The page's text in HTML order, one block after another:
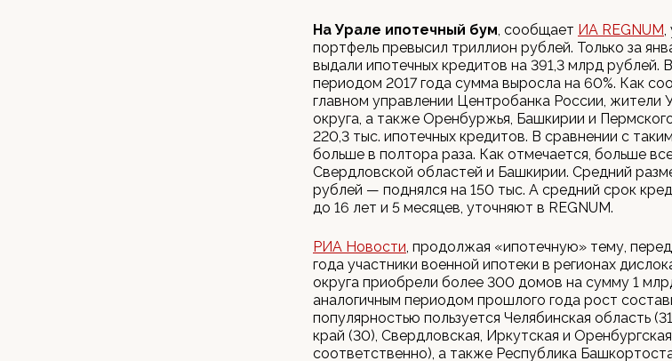
На Урале ипотечный бум, сообщает ИА REGNUM,
портфель превысил триллион рублей. Только за
выдали ипотечных кредитов на 391,3 млрд рублей.
периодом 2017 года сумма выросла на 60%. Как
главном управлении Центробанка России, жители
округа, а также Оренбуржья, Башкирии и
220,3 тыс. ипотечных кредитов. В сравнении с
больше в полтора раза. Как отмечается, больше
Свердловской областей и Башкирии. Средний
рублей — поднялся на 150 тыс. А средний срок
до 16 лет и 5 месяцев, уточняют в REGNUM.
РИА Новости, продолжая «ипотечную» тему,
года участники военной ипотеки в регионах
округа приобрели более 300 домов на сумму 1
аналогичным периодом прошлого года рост
популярностью пользуется Челябинская область
край (30), Свердловская, Иркутская и
соответственно), а также Республика